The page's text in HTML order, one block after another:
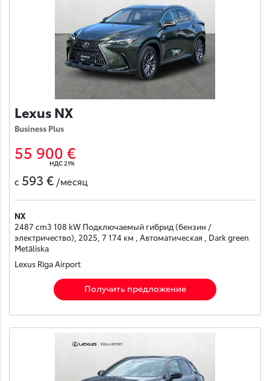
Lexus NX
Business Plus
55 900 €
НДС 21%
с 593 € /месяц
NX
2487 cm3 108 kW Подключаемый гибрид (бензин /
электричество), 2025, 7 174 км , Автоматическая , Dark green
Metāliska
Lexus Rīga Airport
Получить предложение